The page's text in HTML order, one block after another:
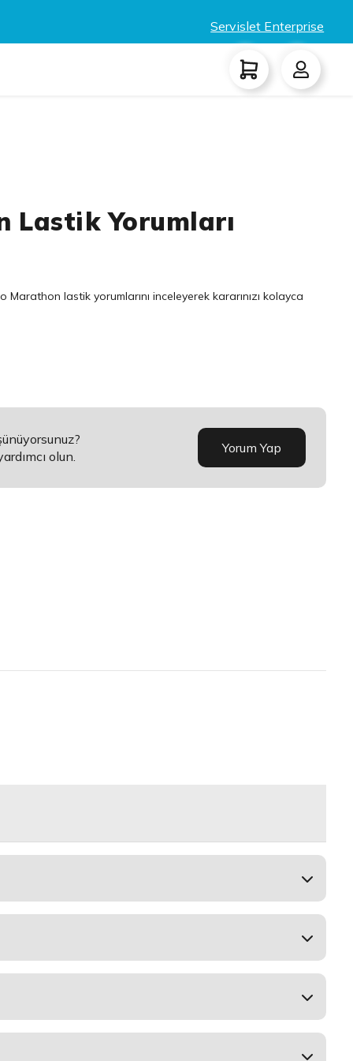
Servislet Enterprise
Lastik Yorumları
Marathon lastik yorumlarını inceleyerek kararınızı kolayca
olun.
Yorum Yap